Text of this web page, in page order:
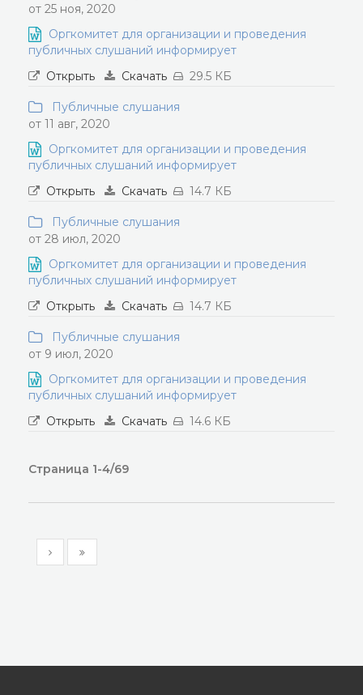
от 25 ноя, 2020
Оргкомитет для организации и проведения
публичных слушаний информирует
Открыть
Скачать 29.5 КБ
Публичные слушания
от 11 авг, 2020
Оргкомитет для организации и проведения
публичных слушаний информирует
Открыть
Скачать 14.7 КБ
Публичные слушания
от 28 июл, 2020
Оргкомитет для организации и проведения
публичных слушаний информирует
Открыть
Скачать 14.7 КБ
Публичные слушания
от 9 июл, 2020
Оргкомитет для организации и проведения
публичных слушаний информирует
Открыть
Скачать 14.6 КБ
Страница 1-4/69